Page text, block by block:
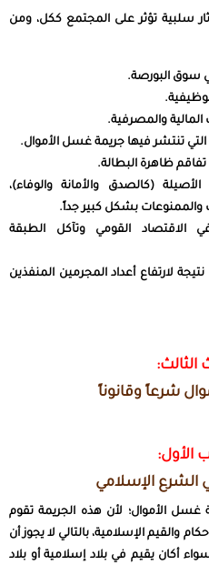
سلبية تؤثر على المجتمع ككل، ومن
سوق البورصة.
والمصرفية.
تنتشر فيها جريمة غسل الأموال.
ظاهرة البطالة.
(كالصدق والأمانة والوفاء)،
والممنوعات بشكل كبير جداً.
القومي وتآكل الطبقة
لارتفاع أعداد المجرمين المنفذين
الثالث:
شرعاً وقانوناً
الأول:
الشرع الإسلامي
الأموال؛ لأن هذه الجريمة تقوم
والقيم الإسلامية، بالتالي لا يجوز أن
أكان يقيم في بلاد إسلامية أو بلاد